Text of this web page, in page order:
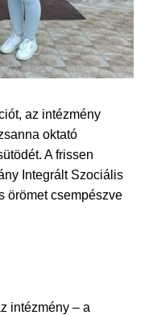
az intézmény
oktató
A frissen
Integrált Szociális
örömet csempészve
intézmény – a